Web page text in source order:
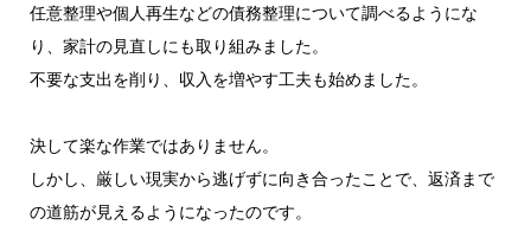
任意整理や個人再生などの債務整理について調べるようにな
り、家計の見直しにも取り組みました。
不要な支出を削り、収入を増やす工夫も始めました。
決して楽な作業ではありません。
しかし、厳しい現実から逃げずに向き合ったことで、返済まで
の道筋が見えるようになったのです。